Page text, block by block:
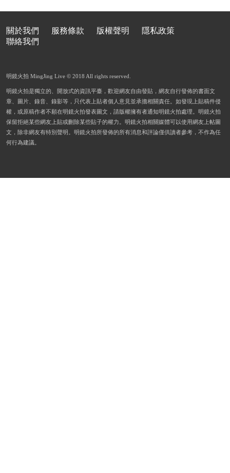
關於我們 服務條款 版權聲明
隱私政策
聯絡我們
明鏡火拍 MingJing Live © 2018 All rights reserved.
明鏡火拍是獨立的、開放式的資訊平臺，歡迎網友自由發貼，網友自行發佈的書面文
章、圖片、錄音、錄影等，只代表上貼者個人意見並承擔相關責任。如發現上貼稿件侵
權，或原稿作者不願在明鏡火拍發表圖文，請版權擁有者通知明鏡火拍處理。明鏡火拍
保留拒絕某些網友上貼或刪除某些貼子的權力。明鏡火拍相關媒體可以使用網友上帖圖
文，除非網友有特別聲明。明鏡火拍所發佈的所有消息和評論僅供讀者參考，不作為任
何行為建議。